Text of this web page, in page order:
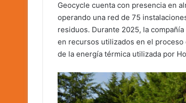
Geocycle cuenta con presencia en
operando una red de 75
residuos. Durante 2025, la
en recursos utilizados en el
de la energía térmica utilizada por